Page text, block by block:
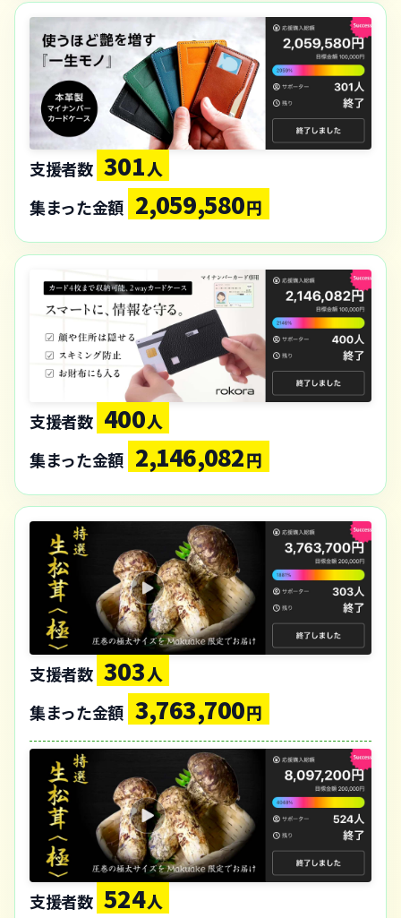
支援者数 301人
集まった金額 2,059,580円
支援者数 400人
集まった金額 2,146,082円
支援者数 303人
集まった金額 3,763,700円
支援者数 524人